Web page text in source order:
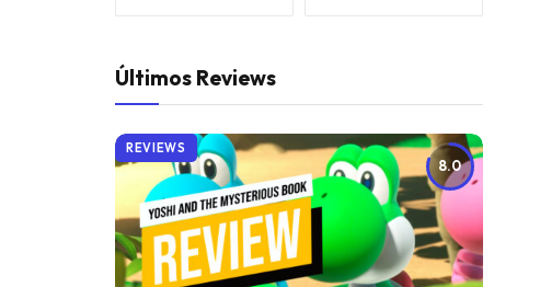
Últimos Reviews
8.0
REVIEWS